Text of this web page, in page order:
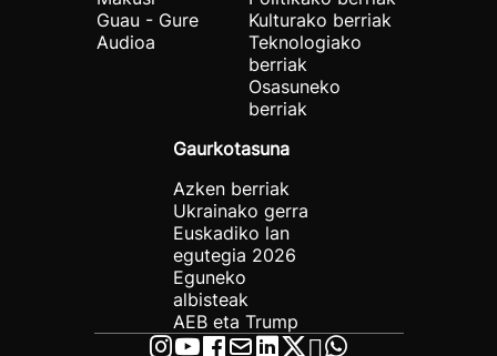
Guau - Gure
Audioa
Kulturako berriak
Teknologiako
berriak
Osasuneko
berriak
Gaurkotasuna
Azken berriak
Ukrainako gerra
Euskadiko lan
egutegia 2026
Eguneko
albisteak
AEB eta Trump